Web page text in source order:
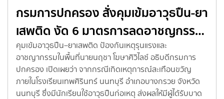
กรมการปกครอง สั่งคุมเข้มอาวุธปืน-ยา
เสพติด งัด 6 มาตรการลดอาชญกรร…
คุมเข้มอาวุธปืน–ยาเสพติด ป้องกันเหตุรุนแรงและ
อาชญากรรมในพื้นที่นายนฤชา โฆษาศิวิไลซ์ อธิบดีกรมการ
ปกครอง เปิดเผยว่า จากกรณีเกิดเหตุการณ์สะเทือนขวัญ
ภายในโรงเรียนเทพศิรินทร์ นนทบุรี อำเภอบางกรวย จังหวัด
นนทบุรี ซึ่งมีนักเรียนใช้อาวุธปืนก่อเหตุ ส่งผลให้มีผู้ได้รับบาด